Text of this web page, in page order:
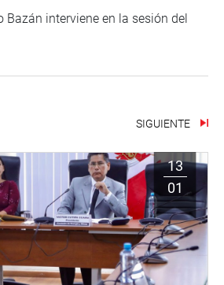
Bazán interviene en la sesión del
SIGUIENTE
13
01